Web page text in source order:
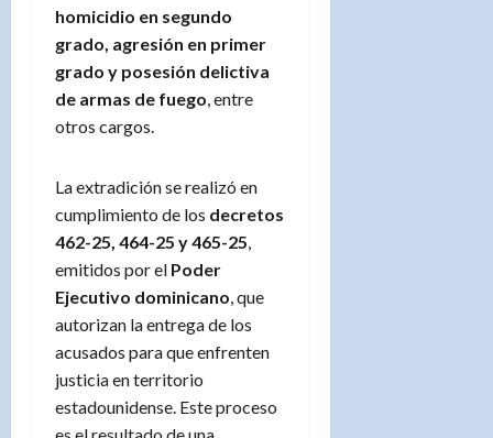
homicidio en segundo
grado, agresión en primer
grado y posesión delictiva
de armas de fuego , entre
otros cargos.
La extradición se realizó en
cumplimiento de los decretos
462-25, 464-25 y 465-25
emitidos por el Poder
Ejecutivo dominicano , que
autorizan la entrega de los
acusados para que enfrenten
justicia en territorio
estadounidense. Este proceso